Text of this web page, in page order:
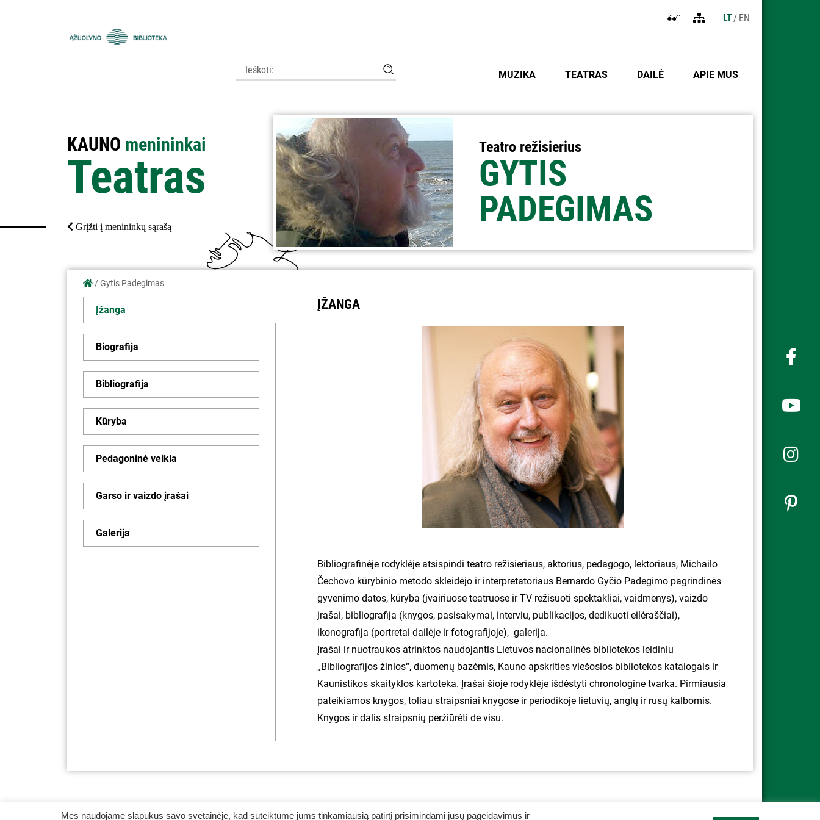
AtidarytiTinklapio
LT EN
Paieška MUZIKA TEATRAS DAILĖ APIE MUS
KAUNO menininkai
Teatras
Teatro režisierius
GYTIS
PADEGIMAS
Grįžti į menininkų sąrašą
/Gytis Padegimas
Įžanga
Biografija
Bibliografija
Kūryba
Pedagoninė veikla
Garso ir vaizdo įrašai
Galerija
ĮŽANGA
Bibliografinėje rodyklėje atsispindi teatro režisieriaus, aktorius, pedagogo, lektoriaus, Michailo
Čechovo kūrybinio metodo skleidėjo ir interpretatoriaus Bernardo Gyčio Padegimo pagrindinės
gyvenimo datos, kūryba (įvairiuose teatruose ir TV režisuoti spektakliai, vaidmenys), vaizdo
įrašai, bibliografija (knygos, pasisakymai, interviu, publikacijos, dedikuoti eilėraščiai),
ikonografija (portretai dailėje ir fotografijoje), galerija.
Įrašai ir nuotraukos atrinktos naudojantis Lietuvos nacionalinės bibliotekos leidiniu
„Bibliografijos žinios“, duomenų bazėmis, Kauno apskrities viešosios bibliotekos katalogais ir
Kaunistikos skaityklos kartoteka. Įrašai šioje rodyklėje išdėstyti chronologine tvarka. Pirmiausia
pateikiamos knygos, toliau straipsniai knygose ir periodikoje lietuvių, anglų ir rusų kalbomis.
Knygos ir dalis straipsnių peržiūrėti de visu.
Mes naudojame slapukus savo svetainėje, kad suteiktume jums tinkamiausią patirtį prisimindami jūsų pageidavimus ir